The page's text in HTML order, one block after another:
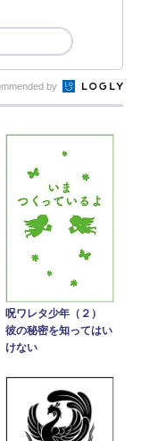
by
呪ワレタ少年（２）
彼の秘密を知ってはい
けない